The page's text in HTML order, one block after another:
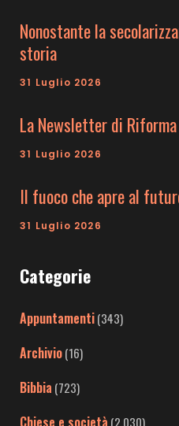
Nonostante la
storia
31 Luglio 2026
La Newsletter di Riforma
31 Luglio 2026
Il fuoco che apre al
31 Luglio 2026
Categorie
Appuntamenti(343)
Archivio(16)
Bibbia (723)
Chiese e società (2.030)